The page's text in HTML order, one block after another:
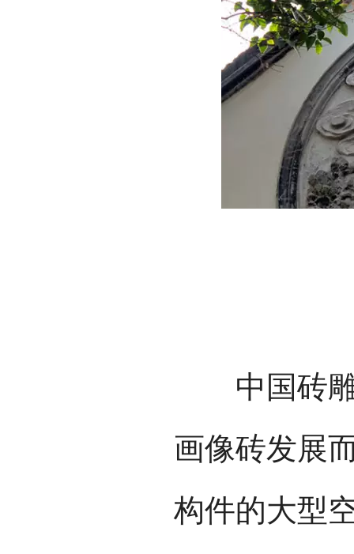
中国砖雕
画像砖发展
构件的大型